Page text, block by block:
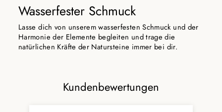
Wasserfester Schmuck
Lasse dich von unserem wasserfesten Schmuck und der
Harmonie der Elemente begleiten und trage die
natürlichen Kräfte der Natursteine immer bei dir.
Kundenbewertungen